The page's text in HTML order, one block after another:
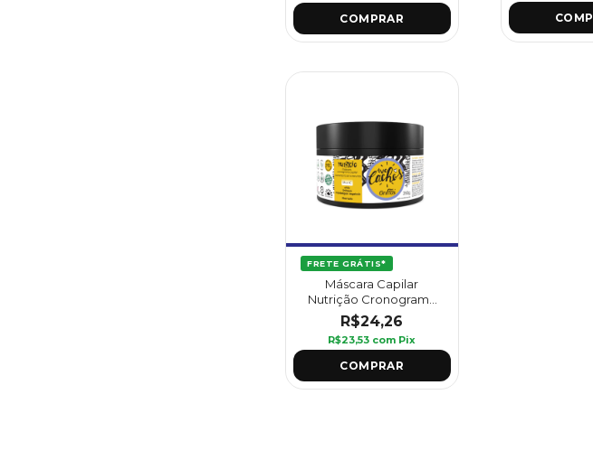
FRETE GRÁTIS*
Máscara Capilar
Nutrição Cronograma
Amo Cachos 250 g -
Griffus
R$24,26
R$23,53 com Pix